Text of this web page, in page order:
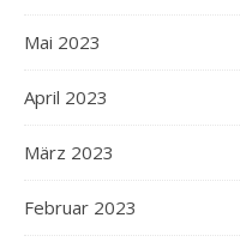
Mai 2023
April 2023
März 2023
Februar 2023